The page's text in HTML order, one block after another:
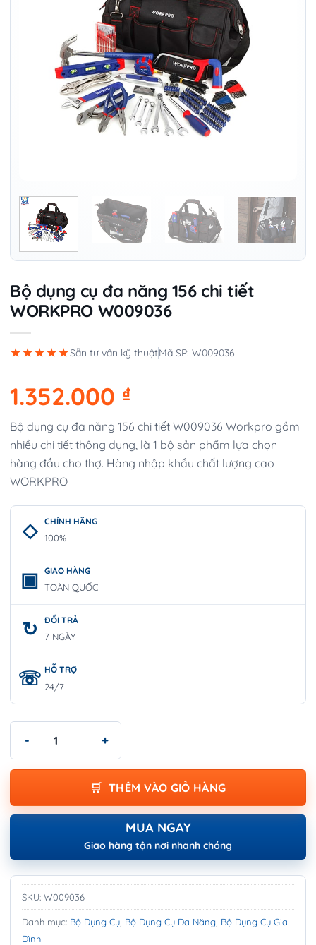
Bộ dụng cụ đa năng 156 chi tiết
WORKPRO W009036
★★★★★Sẵn tư vấn kỹ thuậtMã SP: W009036
1.352.000 ₫
Bộ dụng cụ đa năng 156 chi tiết W009036 Workpro gồm
nhiều chi tiết thông dụng, là 1 bộ sản phẩm lựa chọn
hàng đầu cho thợ. Hàng nhập khẩu chất lượng cao
WORKPRO
CHÍNH HÃNG
100%
GIAO HÀNG
TOÀN QUỐC
ĐỔI TRẢ
7 NGÀY
HỖ TRỢ
24/7
THÊM VÀO GIỎ HÀNG
MUA NGAY
Giao hàng tận nơi nhanh chóng
SKU: W009036
Danh mục: Bộ Dụng Cụ Bộ Dụng Cụ Đa Năng Bộ Dụng Cụ Gia
Đình